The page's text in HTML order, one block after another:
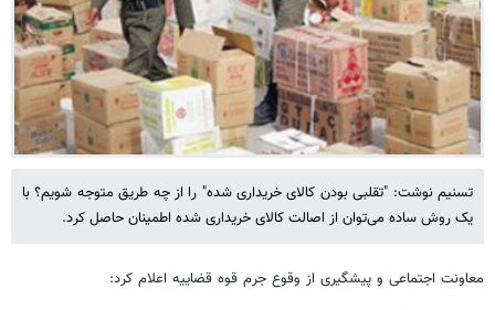
تسنیم نوشت: "تقلبی بودن کالای خریداری شده" را از چه طریق متوجه شویم؟ با
یک روش ساده می‌توان از اصالت کالای خریداری شده اطمینان حاصل کرد.
معاونت اجتماعی و پیشگیری از وقوع جرم قوه قضاییه اعلام کرد: